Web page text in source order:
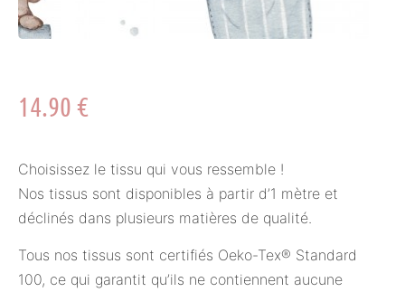
14.90 €
Choisissez le tissu qui vous ressemble !
Nos tissus sont disponibles à partir d’1 mètre et
déclinés dans plusieurs matières de qualité.
Tous nos tissus sont certifiés Oeko-Tex® Standard
100, ce qui garantit qu’ils ne contiennent aucune